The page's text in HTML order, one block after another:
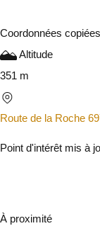
Coordonnées copiées
Altitude
351 m
Route de la Roche
Point d'intérêt mis à
À proximité